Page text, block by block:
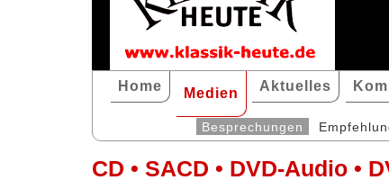
Home Medien Aktuelles
Besprechungen
CD • SACD • DVD-Audio •